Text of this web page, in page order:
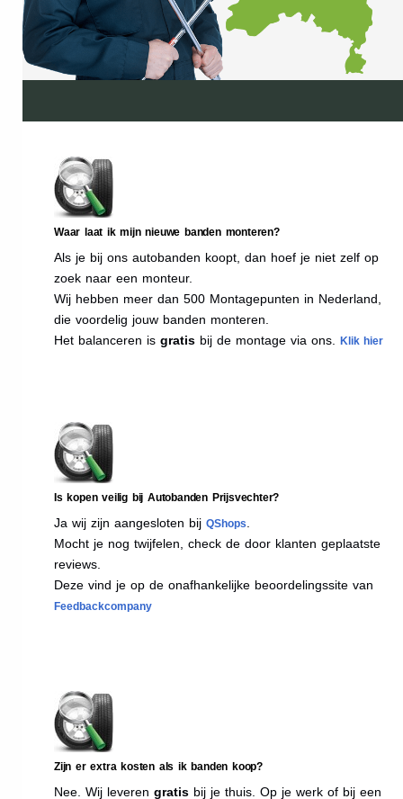
Waar laat ik mijn nieuwe banden monteren?
Als je bij ons autobanden koopt, dan hoef je niet zelf op
zoek naar een monteur.
Wij hebben meer dan 500 Montagepunten in Nederland,
die voordelig jouw banden monteren.
Het balanceren is gratis bij de montage via ons. Klik hier
Is kopen veilig bij Autobanden Prijsvechter?
Ja wij zijn aangesloten bij QShops
Mocht je nog twijfelen, check de door klanten geplaatste
reviews.
Deze vind je op de onafhankelijke beoordelingssite van
Feedbackcompany
Zijn er extra kosten als ik banden koop?
Nee. Wij leveren gratis bij je thuis. Op je werk of bij een